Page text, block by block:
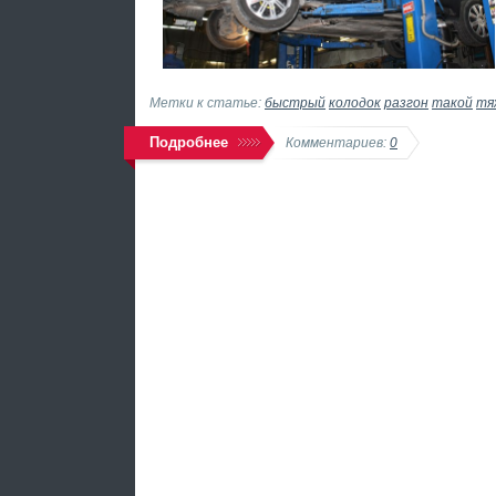
Метки к статье: быстрый колодок разгон такой
Подробнее Комментариев: 0